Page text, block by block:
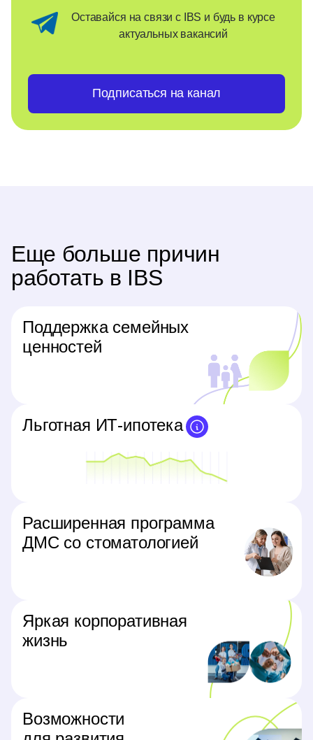
Оставайся на связи с IBS и будь в курсе
актуальных вакансий
Подписаться на канал
Еще больше причин
работать в IBS
Поддержка семейных
ценностей
Расширенная программа
ДМС со стоматологией
Льготная ИТ-ипотека
Яркая корпоративная
жизнь
Возможности